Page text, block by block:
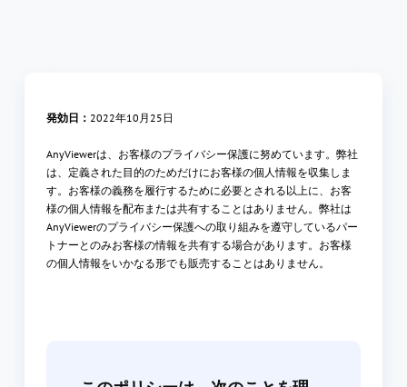
発効日： 2022年10月25日
AnyViewerは、お客様のプライバシー保護に努めています。弊社
は、定義された目的のためだけにお客様の個人情報を収集しま
す。お客様の義務を履行するために必要とされる以上に、お客
様の個人情報を配布または共有することはありません。弊社は
AnyViewerのプライバシー保護への取り組みを遵守しているパー
トナーとのみお客様の情報を共有する場合があります。お客様
の個人情報をいかなる形でも販売することはありません。